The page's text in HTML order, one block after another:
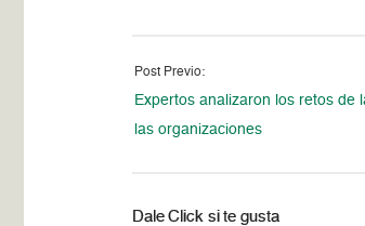
Post Previo:
Expertos analizaron los retos de
las organizaciones
Dale Click si te gusta